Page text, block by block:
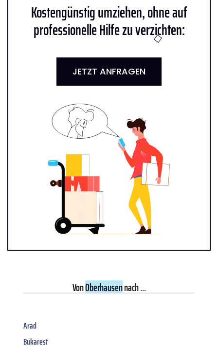
Kostengünstig umziehen, ohne auf
professionelle Hilfe zu verzichten:
JETZT ANFRAGEN
VonOberhausennach ...
Arad
Bukarest